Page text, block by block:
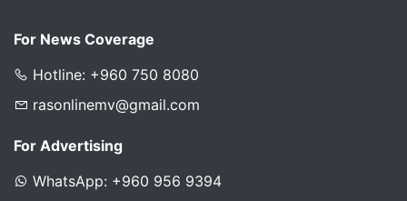
For News Coverage
Hotline: +960 750 8080
rasonlinemv@gmail.com
For Advertising
WhatsApp: +960 956 9394